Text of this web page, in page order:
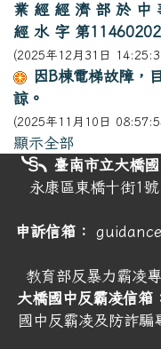
業 經 經 濟 部 於 中
經 水 字 第
(2025年12月31日
因B棟電梯故障，
諒。
(2025年11月10日
顯示全部
頁尾
╰§╮臺南市立大橋
永康區東橋十街1號
申訴信箱：
教育部反暴力霸凌
大橋國中反霸凌信箱
國中反霸凌及防詐